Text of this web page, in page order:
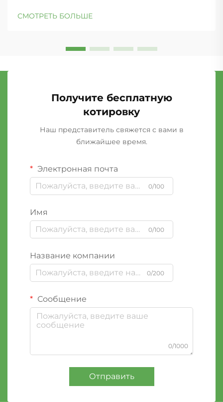
СМОТРЕТЬ БОЛЬШЕ
Получите бесплатную
котировку
Наш представитель свяжется с вами в
ближайшее время.
Электронная почта
0/100
Имя
0/100
Название компании
0/200
Сообщение
0/1000
Отправить